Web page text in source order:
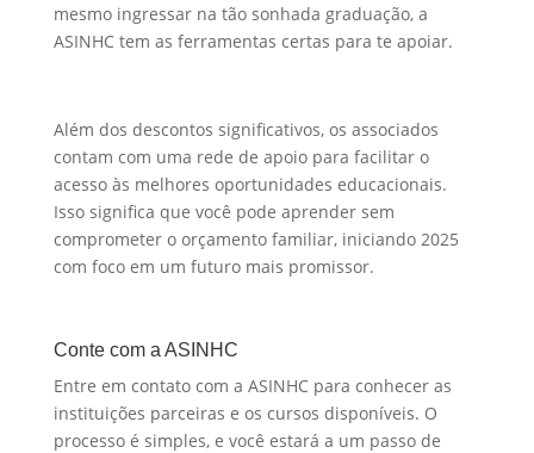
mesmo ingressar na tão sonhada graduação, a
ASINHC tem as ferramentas certas para te apoiar.
Além dos descontos significativos, os associados
contam com uma rede de apoio para facilitar o
acesso às melhores oportunidades educacionais.
Isso significa que você pode aprender sem
comprometer o orçamento familiar, iniciando 2025
com foco em um futuro mais promissor.
Conte com a ASINHC
Entre em contato com a ASINHC para conhecer as
instituições parceiras e os cursos disponíveis. O
processo é simples, e você estará a um passo de